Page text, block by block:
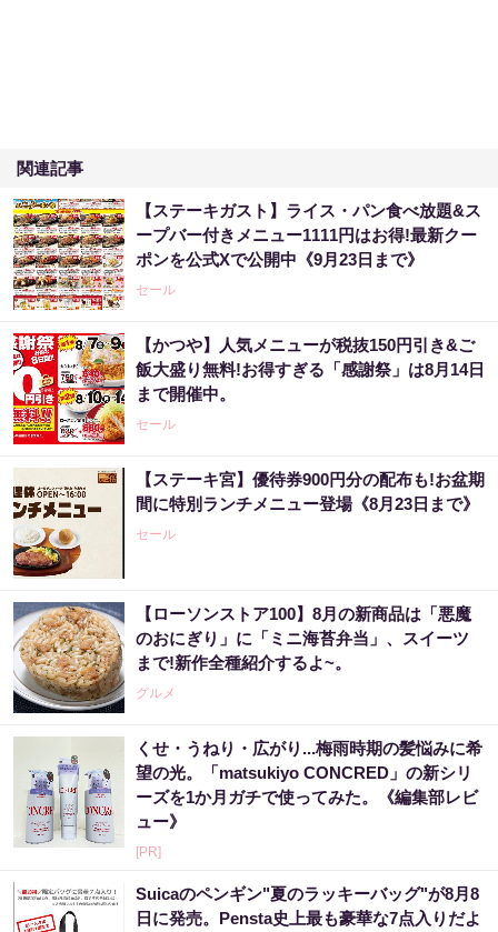
関連記事
【ステーキガスト】ライス・パン食べ放題&ス
ープバー付きメニュー1111円はお得!最新クー
ポンを公式Xで公開中《9月23日まで》
セール
【かつや】人気メニューが税抜150円引き&ご
飯大盛り無料!お得すぎる「感謝祭」は8月14日
まで開催中。
セール
【ステーキ宮】優待券900円分の配布も!お盆期
間に特別ランチメニュー登場《8月23日まで》
セール
【ローソンストア100】8月の新商品は「悪魔
のおにぎり」に「ミニ海苔弁当」、スイーツ
まで!新作全種紹介するよ~。
グルメ
くせ・うねり・広がり...梅雨時期の髪悩みに希
望の光。「matsukiyo CONCRED」の新シリ
ーズを1か月ガチで使ってみた。《編集部レビ
ュー》
[PR]
Suicaのペンギン"夏のラッキーバッグ"が8月8
日に発売。Pensta史上最も豪華な7点入りだよ